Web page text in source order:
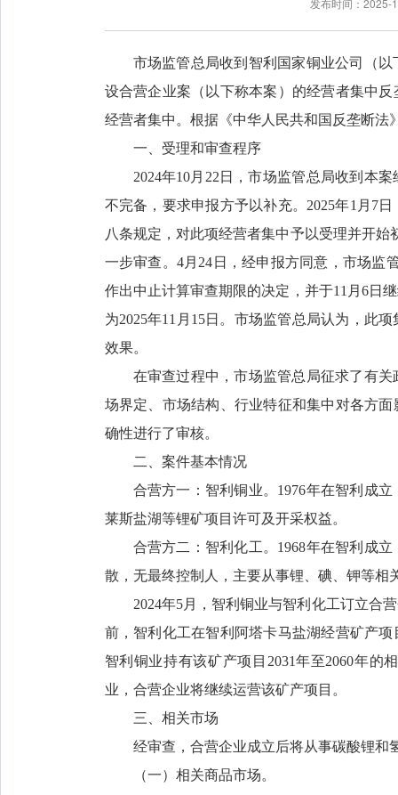
发布时间：
市场监管总局收到智利国家铜业公司（
设合营企业案（以下称本案）的经营者集中
经营者集中。根据《中华人民共和国反垄断
一、受理和审查程序
2024年10月22日，市场监管总局收到本
不完备，要求申报方予以补充。2025年1月7
八条规定，对此项经营者集中予以受理并开
一步审查。4月24日，经申报方同意，市场监
作出中止计算审查期限的决定，并于11月6日
为2025年11月15日。市场监管总局认为，此
效果。
在审查过程中，市场监管总局征求了有
场界定、市场结构、行业特征和集中对各方
确性进行了审核。
二、案件基本情况
合营方一：智利铜业。1976年在智利成
莱斯盐湖等锂矿项目许可及开采权益。
合营方二：智利化工。1968年在智利成
散，无最终控制人，主要从事锂、碘、钾等相
2024年5月，智利铜业与智利化工订立合
前，智利化工在智利阿塔卡马盐湖经营矿产
智利铜业持有该矿产项目2031年至2060年
业，合营企业将继续运营该矿产项目。
三、相关市场
经审查，合营企业成立后将从事碳酸锂和
（一）相关商品市场。